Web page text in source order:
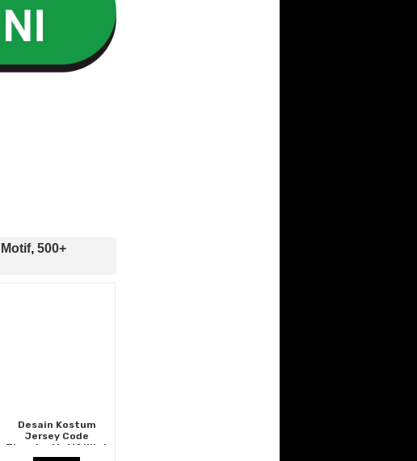
, 500+
Desain Kostum
Jersey Code
Thunder Motif Kilat